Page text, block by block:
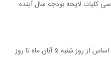
کلیات لایحه بودجه سال آینده
سخنگوی کمیسیون تلفیق افزود: بر این اساس از روز شنبه ۵ آبان‌ ماه تا روز